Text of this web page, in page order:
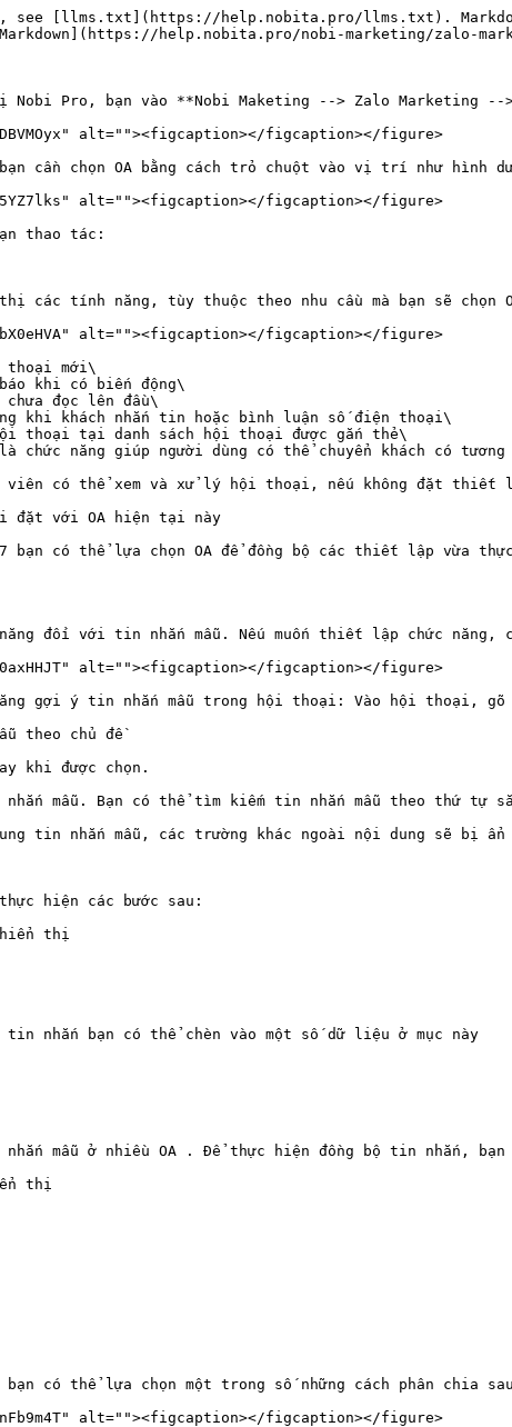
see [llms.txt](https://help.nobita.pro/llms.txt).
help.nobita.pro/nobi-marketing/zalo-
Pro, bạn vào **Nobi Maketing --> Zalo Marketing
alt=""><figcaption></figcaption></figure>
chọn OA bằng cách trỏ chuột vào vị trí như hình
alt=""><figcaption></figcaption></figure>
thao tác:
các tính năng, tùy thuộc theo nhu cầu mà bạn sẽ chọn
alt=""><figcaption></figcaption></figure>
thoại mới\
khi có biến động\
đọc lên đầu\
khi khách nhắn tin hoặc bình luận số điện thoại\
thoại tại danh sách hội thoại được gắn thẻ\
năng giúp người dùng có thể chuyển khách có
viên có thể xem và xử lý hội thoại, nếu không đặt thiết
đặt với OA hiện tại này
bạn có thể lựa chọn OA để đồng bộ các thiết lập vừa
đối với tin nhắn mẫu. Nếu muốn thiết lập chức năng,
alt=""><figcaption></figcaption></figure>
năng gợi ý tin nhắn mẫu trong hội thoại: Vào hội thoại,
theo chủ đề
khi được chọn.
nhắn mẫu. Bạn có thể tìm kiếm tin nhắn mẫu theo thứ tự
tin nhắn mẫu, các trường khác ngoài nội dung sẽ bị ẩn
hiện các bước sau:
hiển thị
nhắn bạn có thể chèn vào một số dữ liệu ở mục này
mẫu ở nhiều OA . Để thực hiện đồng bộ tin nhắn,
thị
có thể lựa chọn một trong số những cách phân chia
alt=""><figcaption></figcaption></figure>